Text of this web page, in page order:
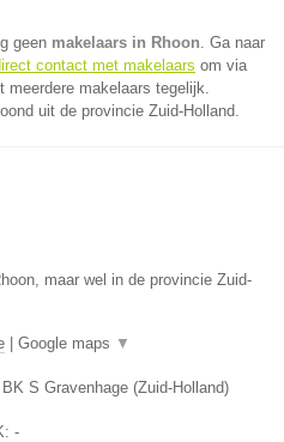
geen makelaars in Rhoon. Ga naar
contact met makelaars om via
makelaars tegelijk.
uit de provincie Zuid-Holland.
maar wel in de provincie Zuid-
Google maps ▼
BK S Gravenhage (Zuid-Holland)
-